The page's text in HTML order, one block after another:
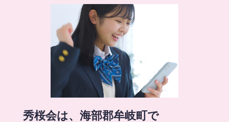
秀桜会は、海部郡牟岐町で